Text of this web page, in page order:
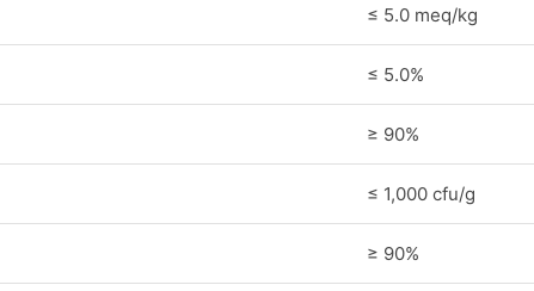
≤ 5.0 meq/kg
≤ 5.0%
≥ 90%
≤ 1,000 cfu/g
≥ 90%